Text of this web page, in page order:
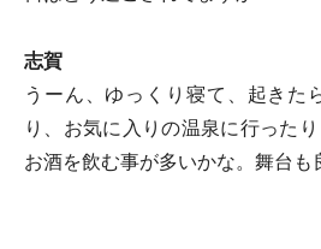
志賀
うーん、ゆっくり寝て、起きた
り、お気に入りの温泉に行った
お酒を飲む事が多いかな。舞台も